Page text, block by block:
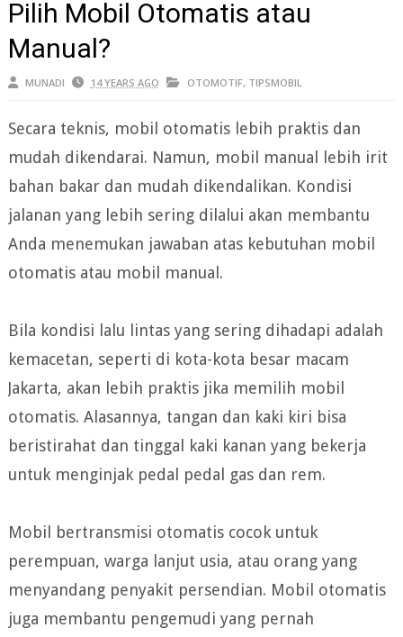
Pilih Mobil Otomatis atau
Manual?
MUNADI 14 YEARS AGO OTOMOTIF, TIPSMOBIL
Secara teknis, mobil otomatis lebih praktis dan
mudah dikendarai. Namun, mobil manual lebih irit
bahan bakar dan mudah dikendalikan. Kondisi
jalanan yang lebih sering dilalui akan membantu
Anda menemukan jawaban atas kebutuhan mobil
otomatis atau mobil manual.
Bila kondisi lalu lintas yang sering dihadapi adalah
kemacetan, seperti di kota-kota besar macam
Jakarta, akan lebih praktis jika memilih mobil
otomatis. Alasannya, tangan dan kaki kiri bisa
beristirahat dan tinggal kaki kanan yang bekerja
untuk menginjak pedal pedal gas dan rem.
Mobil bertransmisi otomatis cocok untuk
perempuan, warga lanjut usia, atau orang yang
menyandang penyakit persendian. Mobil otomatis
juga membantu pengemudi yang pernah